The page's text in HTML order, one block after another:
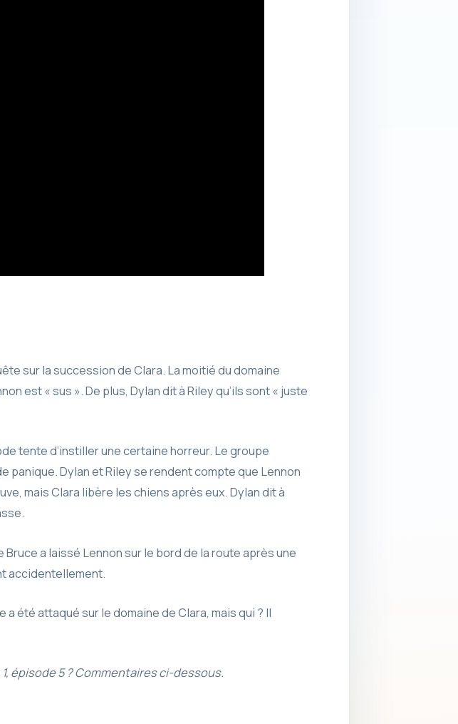
sur la succession de Clara. La moitié du domaine
est « sus ». De plus, Dylan dit à Riley qu’ils sont « juste
tente d’instiller une certaine horreur. Le groupe
panique. Dylan et Riley se rendent compte que Lennon
mais Clara libère les chiens après eux. Dylan dit à
a laissé Lennon sur le bord de la route après une
accidentellement.
été attaqué sur le domaine de Clara, mais qui ? Il
épisode 5 ? Commentaires ci-dessous.